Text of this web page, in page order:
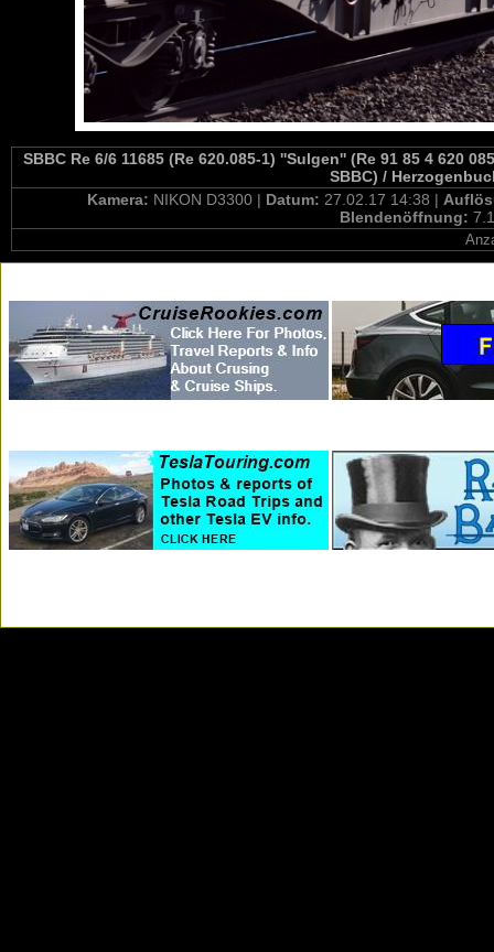
SBBC Re 6/6 11685 (Re 620.085-1) ''Sulgen'' (Re 91 85 4 620
SBBC) /
Kamera: NIKON D3300 | Datum: 27.02.17 14:38 |
Blendenöffnung: